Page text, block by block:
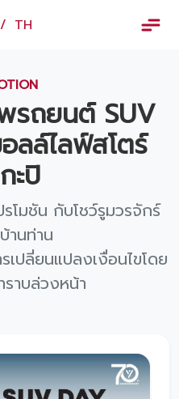
/ TH ×
นหยุด
รถยนต์ SUV
ลล์ไลฟ์สโตร์
ะปิ
โมชัน กับโชว์รูมวรจักร์
านท่าน
ปลี่ยนแปลงเงื่อนไขโดย
าบล่วงหน้า